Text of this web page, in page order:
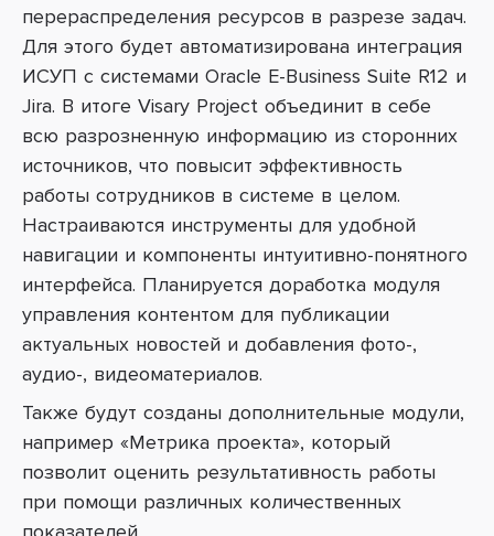
перераспределения ресурсов в разрезе задач.
Для этого будет автоматизирована интеграция
ИСУП с системами Oracle E-Business Suite R12 и
Jira. В итоге Visary Project объединит в себе
всю разрозненную информацию из сторонних
источников, что повысит эффективность
работы сотрудников в системе в целом.
Настраиваются инструменты для удобной
навигации и компоненты интуитивно-понятного
интерфейса. Планируется доработка модуля
управления контентом для публикации
актуальных новостей и добавления фото-,
аудио-, видеоматериалов.
Также будут созданы дополнительные модули,
например «Метрика проекта», который
позволит оценить результативность работы
при помощи различных количественных